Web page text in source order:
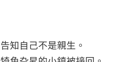
知自己不是親生。